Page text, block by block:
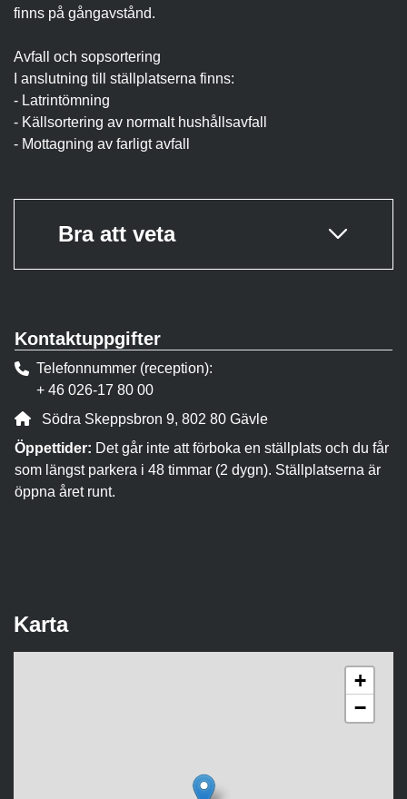
finns på gångavstånd.
Avfall och sopsortering
I anslutning till ställplatserna finns:
- Latrintömning
- Källsortering av normalt hushållsavfall
- Mottagning av farligt avfall
Bra att veta
Kontaktuppgifter
Telefonnummer (reception)
+ 46 026-17 80 00
Adress:
Södra Skeppsbron 9, 802 80 Gävle
Öppettider: Det går inte att förboka en ställplats och du får
som längst parkera i 48 timmar (2 dygn). Ställplatserna är
öppna året runt.
Karta
+
−